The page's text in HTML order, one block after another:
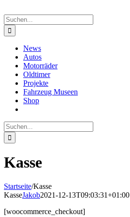
Suche
nach:
News
Autos
Motorräder
Oldtimer
Projekte
Fahrzeug Museen
Shop
Suche
nach:
Kasse
Startseite/Kasse
KasseJakob2021-12-13T09:03:31+01:00
[woocommerce_checkout]